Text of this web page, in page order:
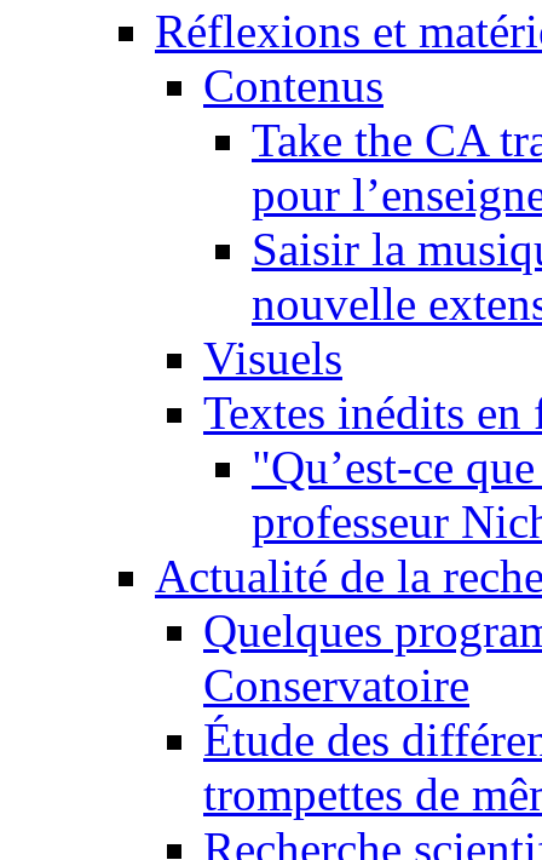
Réflexions et
Contenus
Take the CA
pour
Saisir la
nouvelle
Visuels
Textes inédits en
"Qu’est-ce
professeur
Actualité de la
Quelques
Conservatoire
Étude des
trompettes de
Recherche